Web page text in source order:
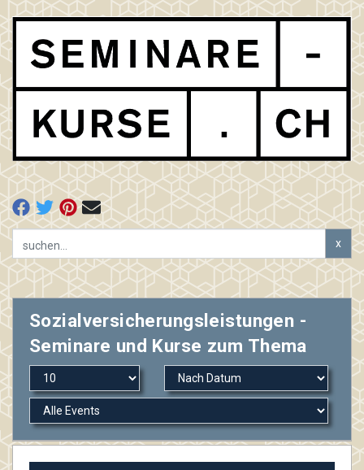
x
Sozialversicherungsleistungen -
Seminare und Kurse zum Thema